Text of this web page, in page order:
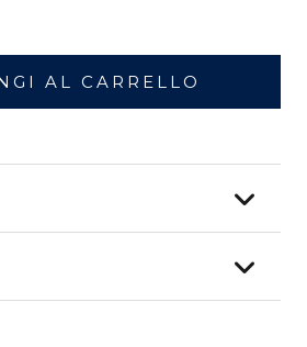
AL CARRELLO